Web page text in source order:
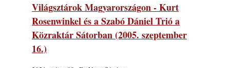
Világsztárok Magyarországon - Kurt
Rosenwinkel és a Szabó Dániel Trió a
Közraktár Sátorban (2005. szeptember
16.)